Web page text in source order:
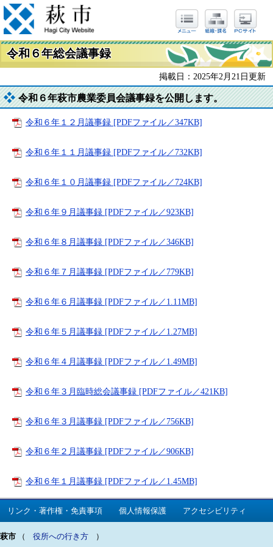
令和６年総会議事録
掲載日：2025年2月21日更新
令和６年萩市農業委員会議事録を公開します。
令和６年１２月議事録 [PDFファイル／347KB]
令和６年１１月議事録 [PDFファイル／732KB]
令和６年１０月議事録 [PDFファイル／724KB]
令和６年９月議事録 [PDFファイル／923KB]
令和６年８月議事録 [PDFファイル／346KB]
令和６年７月議事録 [PDFファイル／779KB]
令和６年６月議事録 [PDFファイル／1.11MB]
令和６年５月議事録 [PDFファイル／1.27MB]
令和６年４月議事録 [PDFファイル／1.49MB]
令和６年３月臨時総会議事録 [PDFファイル／421KB]
令和６年３月議事録 [PDFファイル／756KB]
令和６年２月議事録 [PDFファイル／906KB]
令和６年１月議事録 [PDFファイル／1.45MB]
リンク・著作権・免責事項 個人情報保護 アクセシビリティ
萩市 （ 役所への行き方 ）